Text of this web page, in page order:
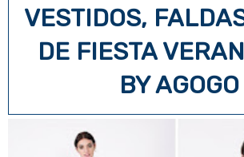
VESTIDOS,
DE FIESTA
BY AGOGO